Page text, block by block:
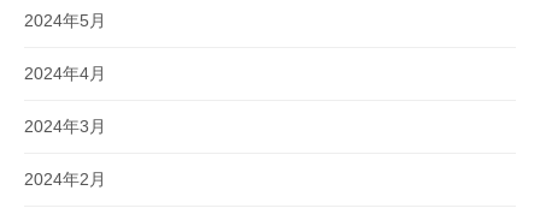
2024年5月
2024年4月
2024年3月
2024年2月